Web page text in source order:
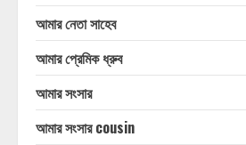
আমার নেতা সাহেব
আমার প্রেমিক ধ্রুব
আমার সংসার
আমার সংসার cousin